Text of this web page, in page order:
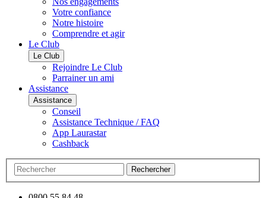
Votre confiance
Notre histoire
Comprendre et agir
Le Club
Le Club
Rejoindre Le Club
Parrainer un ami
Assistance
Assistance
Conseil
Assistance Technique / FAQ
App Laurastar
Cashback
Rechercher